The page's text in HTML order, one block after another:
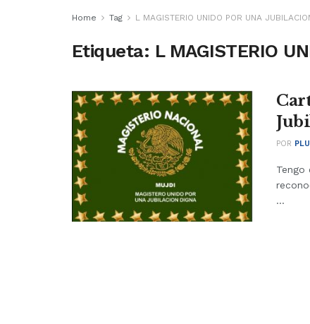
Home Tag L MAGISTERIO UNIDO POR UNA
Etiqueta: L MAGISTERIO
POR
Tengo
...